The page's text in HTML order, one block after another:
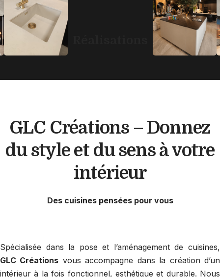
GLC Créations – Donnez
du style et du sens à votre
intérieur
Des cuisines pensées pour vous
Spécialisée dans la pose et l’aménagement de cuisines,
GLC Créations vous accompagne dans la création d’un
intérieur à la fois fonctionnel, esthétique et durable. Nous